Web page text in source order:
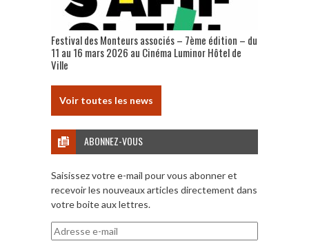
Festival des Monteurs associés – 7ème édition – du
11 au 16 mars 2026 au Cinéma Luminor Hôtel de
Ville
Voir toutes les news
ABONNEZ-VOUS
Saisissez votre e-mail pour vous abonner et
recevoir les nouveaux articles directement dans
votre boite aux lettres.
Adresse
e-